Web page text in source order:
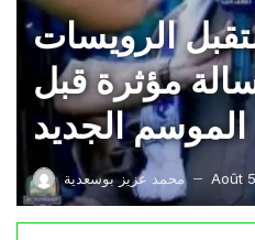
الرويسات
مؤثرة قبل
الموسم الجديد
محمد عزيز بوسعدية — Août